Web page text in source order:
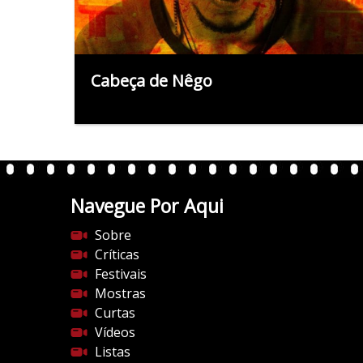
Cabeça de Nêgo
Navegue Por Aqui
Sobre
Críticas
Festivais
Mostras
Curtas
Vídeos
Listas